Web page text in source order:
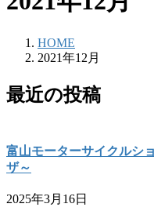
HOME
2021年12月
最近の投稿
富山モーターサイクルシ
ザ～
2025年3月16日